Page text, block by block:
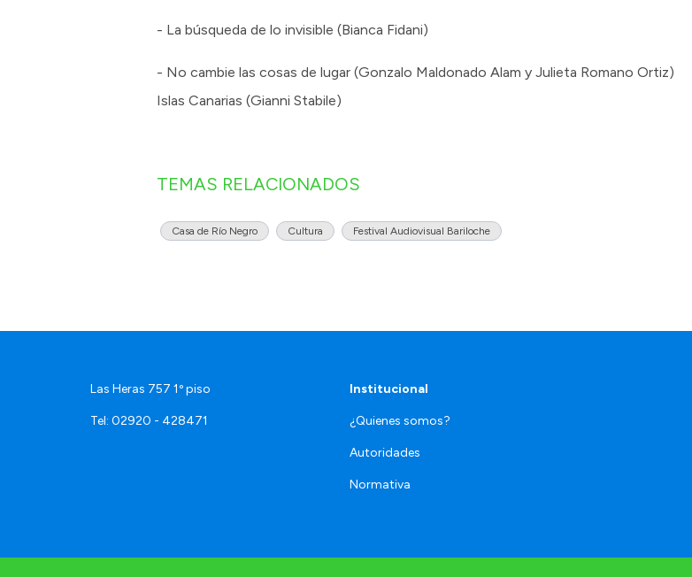
- La búsqueda de lo invisible (Bianca Fidani)
- No cambie las cosas de lugar (Gonzalo Maldonado Alam y Julieta Romano Ortiz)
Islas Canarias (Gianni Stabile)
TEMAS RELACIONADOS
Casa de Río Negro Cultura Festival Audiovisual Bariloche
Las Heras 757 1º piso
Tel: 02920 - 428471
Institucional
¿Quienes somos?
Autoridades
Normativa